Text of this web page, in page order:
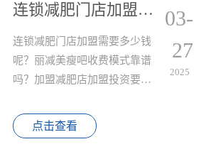
连锁减肥门店加盟需要多少钱呢？丽减美瘦吧收费模式靠谱吗？
连锁减肥门店加盟需要多少钱
呢？丽减美瘦吧收费模式靠谱
吗？加盟减肥店加盟投资要包
铺装修费、设备费、广告费、
人员工资等。具体费用根据所
点击查看
03-
27
2025